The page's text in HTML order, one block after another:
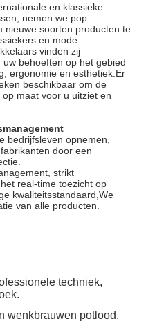
en klassieke
nemen we pop
nieuwe soorten producten te
en mode.
vinden zij
behoeften op het gebied
ergonomie en esthetiek.Er
beschikbaar om de
maat voor u uitziet en
bedrijfsleven opnemen,
door een
strikt
real-time toezicht op
kwaliteitsstandaard,We
van alle producten.
techniek,
wenkbrauwen potlood.